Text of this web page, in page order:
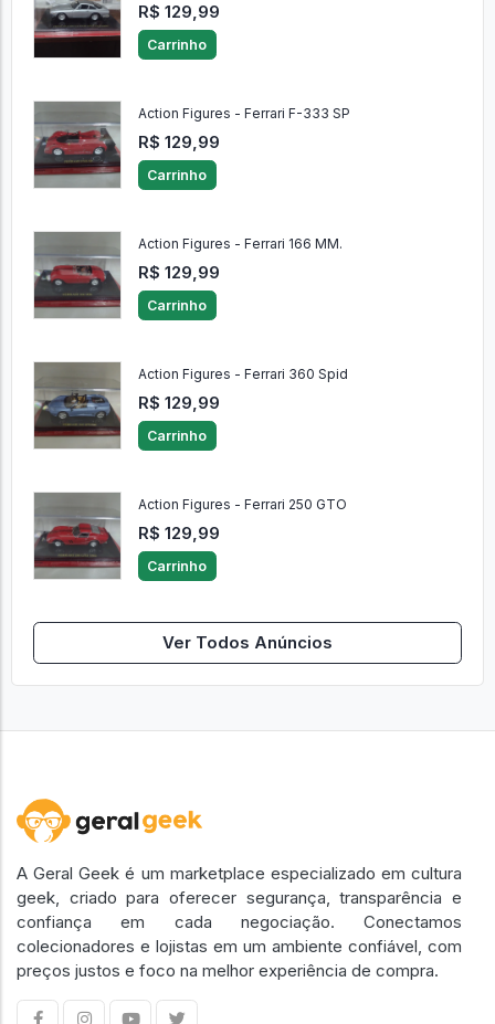
R$ 129,99
Carrinho
Action Figures - Ferrari F-333 SP
R$ 129,99
Carrinho
Action Figures - Ferrari 166 MM.
R$ 129,99
Carrinho
Action Figures - Ferrari 360 Spid
R$ 129,99
Carrinho
Action Figures - Ferrari 250 GTO
R$ 129,99
Carrinho
Ver Todos Anúncios
A Geral Geek é um marketplace especializado em cultura
geek, criado para oferecer segurança, transparência e
confiança em cada negociação. Conectamos
colecionadores e lojistas em um ambiente confiável, com
preços justos e foco na melhor experiência de compra.